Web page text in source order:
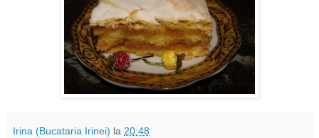
Irina (Bucataria Irinei) la 20:48